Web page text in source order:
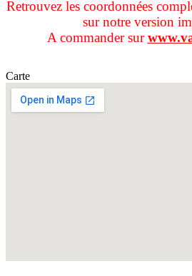
Retrouvez les coordonnées
sur notre version
A commander sur
Carte